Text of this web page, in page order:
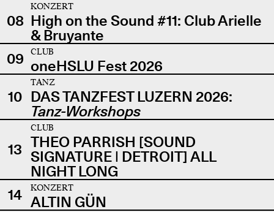
08
KONZERT
High on the Sound #11: Club Arielle
& Bruyante
09
CLUB
oneHSLU Fest 2026
10
TANZ
DAS TANZFEST LUZERN 2026:
Tanz-Workshops
13
CLUB
THEO PARRISH [SOUND
SIGNATURE | DETROIT] ALL
NIGHT LONG
14
KONZERT
ALTIN GÜN